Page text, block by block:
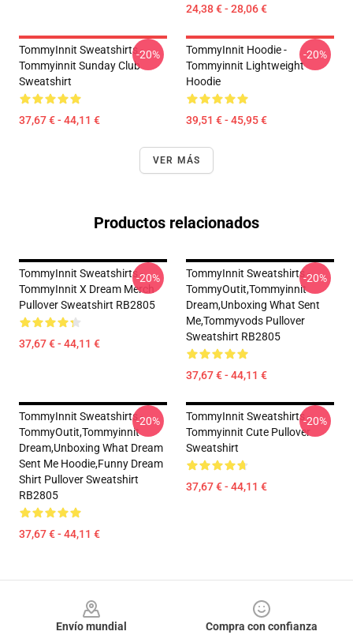
24,38 € - 28,06 €
TommyInnit Sweatshirts -
Tommyinnit Sunday Club
Sweatshirt
37,67 € - 44,11 €
-20%
TommyInnit Hoodie -
Tommyinnit Lightweight
Hoodie
39,51 € - 45,95 €
-20%
VER MÁS
Productos relacionados
TommyInnit Sweatshirts -
TommyInnit X Dream Merch
Pullover Sweatshirt RB2805
37,67 € - 44,11 €
-20%
TommyInnit Sweatshirts -
TommyOutit,Tommyinnit
Dream,Unboxing What Sent
Me,tommyvods Pullover
Sweatshirt RB2805
37,67 € - 44,11 €
-20%
TommyInnit Sweatshirts -
TommyOutit,Tommyinnit
Dream,Unboxing What Dream
Sent Me Hoodie,funny Dream
Shirt Pullover Sweatshirt
RB2805
37,67 € - 44,11 €
-20%
TommyInnit Sweatshirts -
Tommyinnit Cute Pullover
Sweatshirt
37,67 € - 44,11 €
-20%
Envío mundial
Compra con confianza